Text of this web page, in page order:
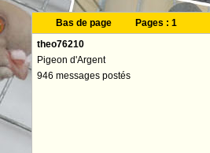
Bas de page Pages : 1
theo76210
Pigeon d'Argent
946 messages postés